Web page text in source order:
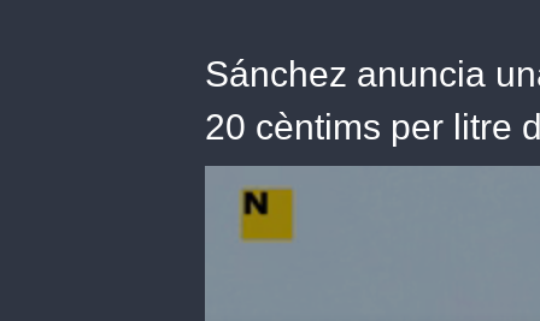
Sánchez anuncia
20 cèntims per litre